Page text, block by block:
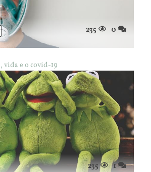
235 0
vida e o covid-19
235 1